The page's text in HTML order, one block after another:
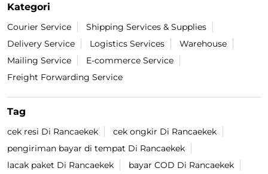
Kategori
Courier Service
Shipping Services & Supplies
Delivery Service
Logistics Services
Warehouse
Mailing Service
E-commerce Service
Freight Forwarding Service
Tag
cek resi Di Rancaekek
cek ongkir Di Rancaekek
pengiriman bayar di tempat Di Rancaekek
lacak paket Di Rancaekek
bayar COD Di Rancaekek